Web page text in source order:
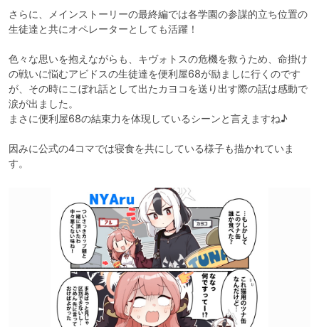
さらに、メインストーリーの最終編では各学園の参謀的立ち位置の
生徒達と共にオペレーターとしても活躍！
色々な思いを抱えながらも、キヴォトスの危機を救うため、命掛け
の戦いに悩むアビドスの生徒達を便利屋68が励ましに行くのです
が、その時にこぼれ話として出たカヨコを送り出す際の話は感動で
涙が出ました。
まさに便利屋68の結束力を体現しているシーンと言えますね♪
因みに公式の4コマでは寝食を共にしている様子も描かれていま
す。